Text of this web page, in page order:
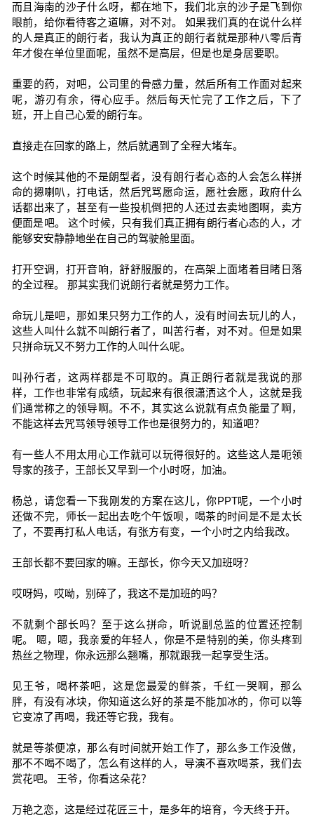
而且海南的沙子什么呀，都在地下，我们北京的沙子是飞到你
眼前，给你看待客之道嘛，对不对。 如果我们真的在说什么样
的人是真正的朗行者，我认为真正的朗行者就是那种八零后青
年才俊在单位里面呢，虽然不是高层，但是也是身居要职。
重要的药，对吧，公司里的骨感力量，然后所有工作面对起来
呢，游刃有余，得心应手。然后每天忙完了工作之后，下了
班，开上自己心爱的朗行车。
直接走在回家的路上，然后就遇到了全程大堵车。
这个时候其他的不是朗型者，没有朗行者心态的人会怎么样拼
命的摁喇叭，打电话，然后咒骂愿命运，愿社会愿，政府什么
话都出来了，甚至有一些投机倒把的人还过去卖地图啊，卖方
便面是吧。 这个时候，只有我们真正拥有朗行者心态的人，才
能够安安静静地坐在自己的驾驶舱里面。
打开空调，打开音响，舒舒服服的，在高架上面堵着目睹日落
的全过程。 那其实我们说朗行者就是努力工作。
命玩儿是吧，那如果只努力工作的人，没有时间去玩儿的人，
这些人叫什么就不叫朗行者了，叫苦行者，对不对。但是如果
只拼命玩又不努力工作的人叫什么呢。
叫孙行者，这两样都是不可取的。真正朗行者就是我说的那
样，工作也非常有成绩，玩起来有很很潇洒这个人，这就是我
们通常称之的领导啊。不不，其实这么说就有点负能量了啊，
不能这样去咒骂领导领导工作也是很努力的，知道吧？
有一些人不用太用心工作就可以玩得很好的。这些这人是呃领
导家的孩子，王部长又早到一个小时呀，加油。
杨总，请您看一下我刚发的方案在这儿，你PPT呢，一个小时
还做不完，师长一起出去吃个午饭呗，喝茶的时间是不是太长
了，不要再打私人电话，有张方有变，一个小时之内给我改。
王部长都不要回家的嘛。王部长，你今天又加班呀？
哎呀妈，哎呦，别碎了，我这不是加班的吗？
不就剩个部长吗？至于这么拼命，听说副总监的位置还控制
呢。 嗯，嗯，我亲爱的年轻人，你是不是特别的美，你头疼到
热丝之物理，你永远那么翘嘴，那就跟我一起享受生活。
见王爷，喝杯茶吧，这是您最爱的鲜茶，千红一哭啊，那么
胖，有没有冰块，你知道这么好的茶是不能加冰的，你可以等
它变凉了再喝，我还等它我，我有。
就是等茶便凉，那么有时间就开始工作了，那么多工作没做，
那不不喝不喝了，怎么有这样的人，导演不喜欢喝茶，我们去
赏花吧。 王爷，你看这朵花？
万艳之恋，这是经过花匠三十，是多年的培育，今天终于开。